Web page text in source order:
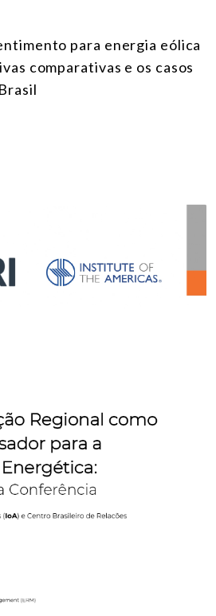
para energia eólica
comparativas e os casos